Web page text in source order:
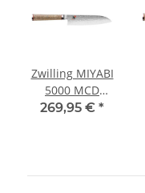
Zwilling MIYABI
5000 MCD
Santoku 18 cm
269,95 € *